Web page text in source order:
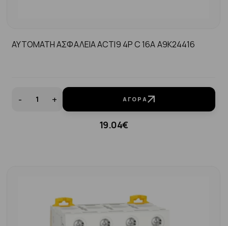
AYTOMATH ΑΣΦΑΛΕΙΑ ACTI9 4P C 16A A9K24416
- + ΑΓΟΡΆ
19.04€